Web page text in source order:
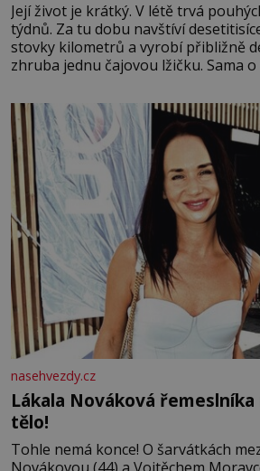
Její život je krátký. V létě trvá
týdnů. Za tu dobu navštíví
stovky kilometrů a vyrobí přibližně
zhruba jednu čajovou lžičku. Sama
tisíc příslušnic svého včelstva,
nejdokonalejších organismů
nasehvezdy.cz
Lákala Nováková
tělo!
Tohle nemá konce! O šarvátkách
Novákovou (44) a Vojtěchem